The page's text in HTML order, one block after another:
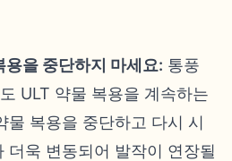
용을 중단하지 마세요: 통풍
ULT 약물 복용을 계속하는
물 복용을 중단하고 다시 시
더욱 변동되어 발작이 연장될